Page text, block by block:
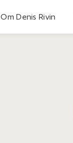
Om Denis Rivin